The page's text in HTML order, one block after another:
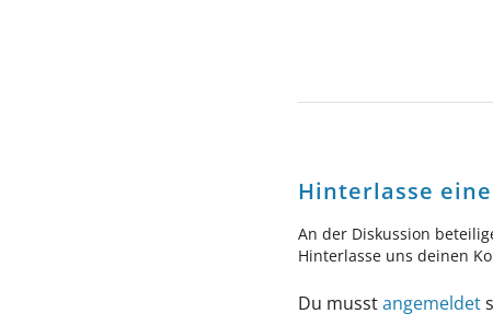
Hinterlasse
An der Diskussion
Hinterlasse uns deinen
Du musstangemeldet